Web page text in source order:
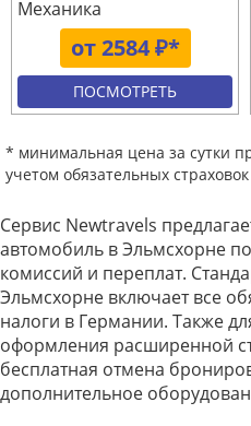
от 2584 ₽*
Механика
ПОСМОТРЕТЬ
* минимальная цена за сутки
учетом обязательных
Сервис Newtravels
автомобиль в Эльмсхорне
комиссий и переплат.
Эльмсхорне включает все
налоги в Германии. Также
оформления расширенной
бесплатная отмена
дополнительное